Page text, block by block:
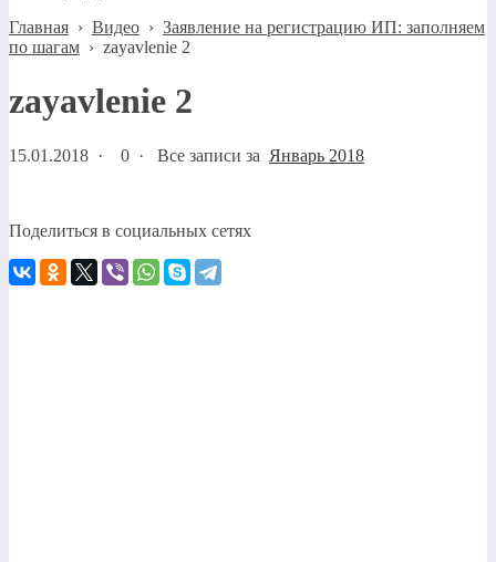
Главная › Видео › Заявление на регистрацию ИП: заполняем
по шагам › zayavlenie 2
zayavlenie 2
15.01.2018 · 0 · Все записи за Январь 2018
Поделиться в социальных сетях